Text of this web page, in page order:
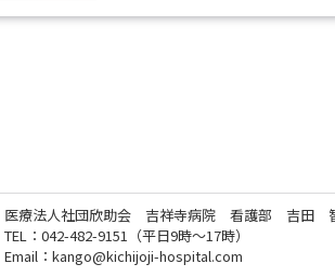
医療法人社団欣助会 吉祥寺病院 看護部 吉田
TEL：042-482-9151（平日9時～17時）
Email：kango@kichijoji-hospital.com